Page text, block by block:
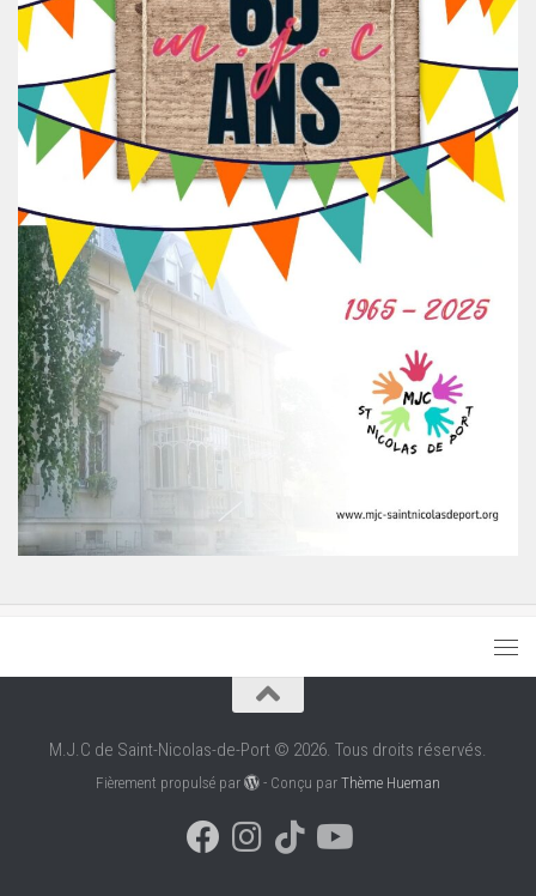
M.J.C de Saint-Nicolas-de-Port © 2026. Tous droits réservés.
Fièrement propulsé par - Conçu parThème Hueman